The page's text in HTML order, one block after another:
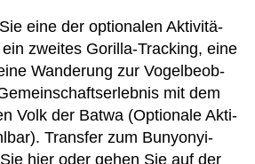
eine der optio­na­len Akti­vi­tä­
zwei­tes Gorilla-Track­ing, eine
Wan­de­rung zur Vogel­be­ob­
mit dem
Volk der Batwa (Optio­nale Akti­
Trans­fer zum Bun­y­onyi-
hier oder gehen Sie auf der